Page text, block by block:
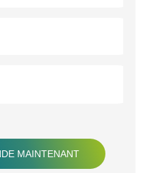
MAINTENANT